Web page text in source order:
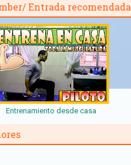
Entrada recomendada
Entrenamiento desde casa